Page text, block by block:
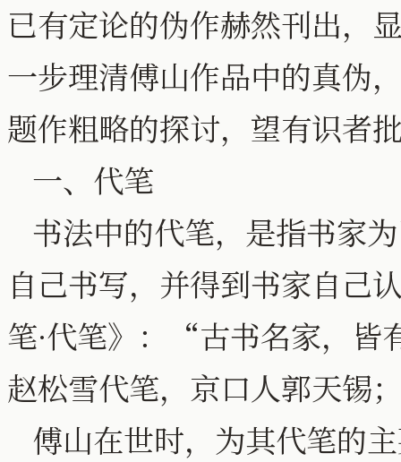
已有定论的伪作赫然刊出，
一步理清傅山作品中的真伪
题作粗略的探讨，望有识者
一、代笔
书法中的代笔，是指书家
自己书写，并得到书家自己
笔·代笔》：“古书名家，皆
赵松雪代笔，京口人郭天锡
傅山在世时，为其代笔的